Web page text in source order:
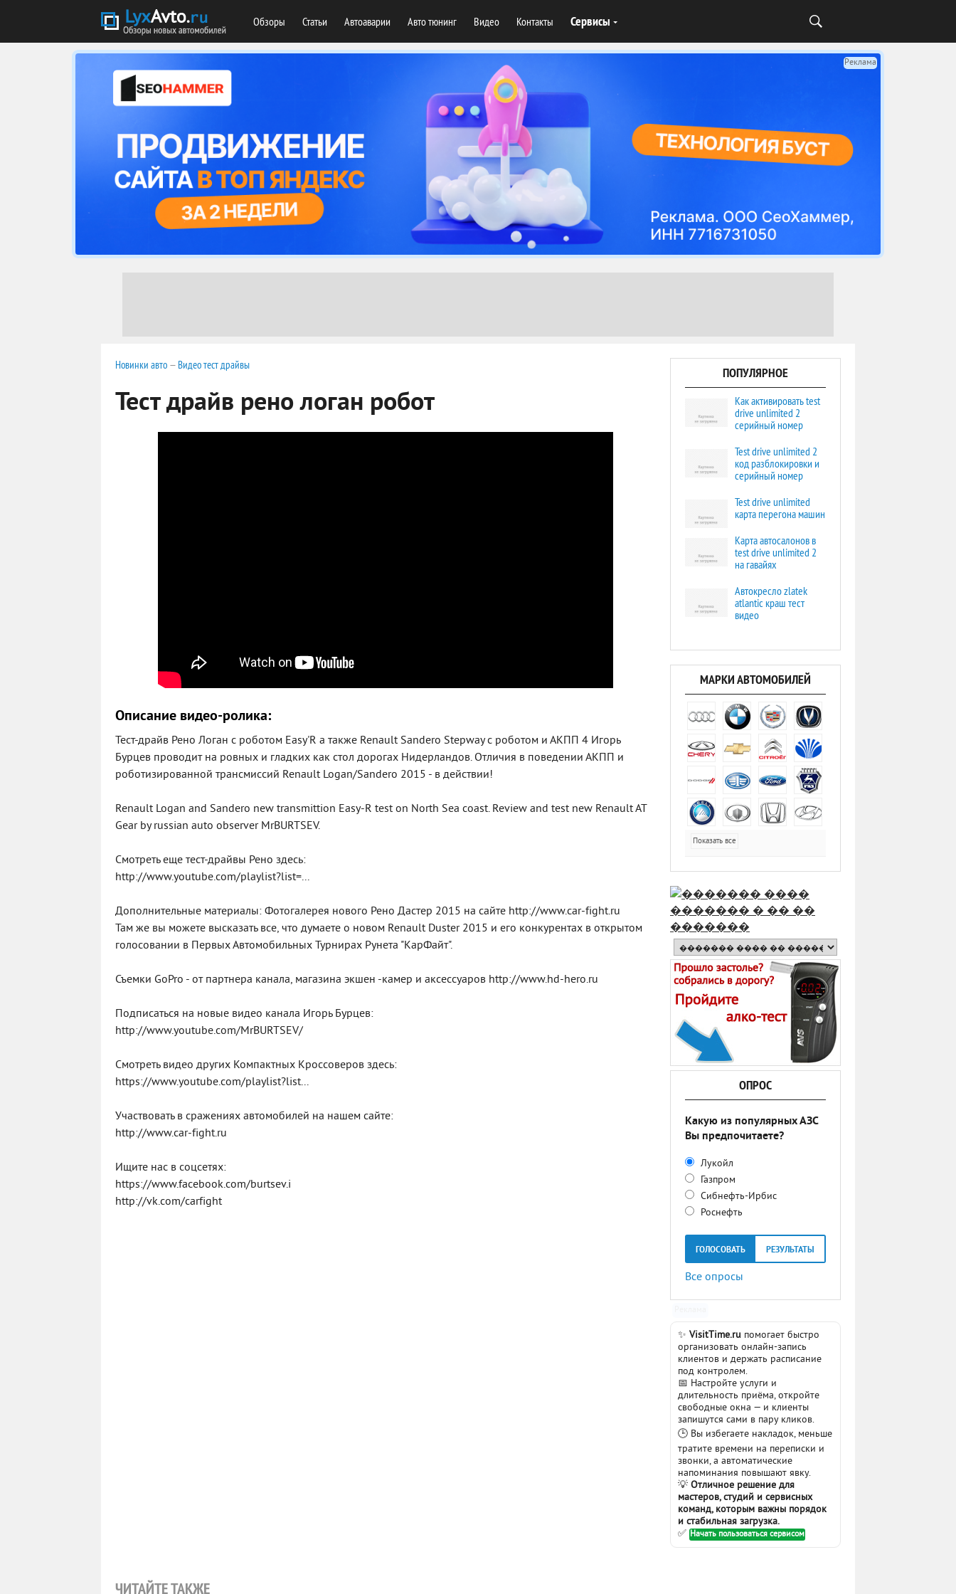
Обзоры Статьи Автоаварии Авто тюнинг Видео Контакты Сервисы
Реклама
Новинки авто — Видео тест драйвы
Тест драйв рено логан робот
Описание видео-ролика:
Тест-драйв Рено Логан с роботом Easy'R а также Renault Sandero Stepway с роботом и АКПП 4 Игорь
Бурцев проводит на ровных и гладких как стол дорогах Нидерландов. Отличия в поведении АКПП и
роботизированной трансмиссий Renault Logan/Sandero 2015 - в действии!
Renault Logan and Sandero new transmittion Easy-R test on North Sea coast. Review and test new Renault AT
Gear by russian auto observer MrBURTSEV.
Смотреть еще тест-драйвы Рено здесь:
http://www.youtube.com/playlist?list=...
Дополнительные материалы: Фотогалерея нового Рено Дастер 2015 на сайте http://www.car-fight.ru
Там же вы можете высказать все, что думаете о новом Renault Duster 2015 и его конкурентах в открытом
голосовании в Первых Автомобильных Турнирах Рунета "КарФайт".
Съемки GoPro - от партнера канала, магазина экшен -камер и аксессуаров http://www.hd-hero.ru
Подписаться на новые видео канала Игорь Бурцев:
http://www.youtube.com/MrBURTSEV/
Смотреть видео других Компактных Кроссоверов здесь:
https://www.youtube.com/playlist?list...
Участвовать в сражениях автомобилей на нашем сайте:
http://www.car-fight.ru
Ищите нас в соцсетях:
https://www.facebook.com/burtsev.i
http://vk.com/carfight
ЧИТАЙТЕ ТАКЖЕ
ПОПУЛЯРНОЕ
Как активировать test
drive unlimited 2
серийный номер
Test drive unlimited 2
код разблокировки и
серийный номер
Test drive unlimited
карта перегона машин
Карта автосалонов в
test drive unlimited 2
на гавайях
Автокресло zlatek
atlantic краш тест
видео
МАРКИ АВТОМОБИЛЕЙ
Показать все
ОПРОС
Какую из популярных АЗС
Вы предпочитаете?
Лукойл
Газпром
Сибнефть-Ирбис
Роснефть
ГОЛОСОВАТЬ РЕЗУЛЬТАТЫ
Все опросы
✨ VisitTime.ru помогает быстро
организовать онлайн-запись
клиентов и держать расписание
под контролем.
📅 Настройте услуги и
длительность приёма, откройте
свободные окна — и клиенты
запишутся сами в пару кликов.
🕒 Вы избегаете накладок, меньше
тратите времени на переписки и
звонки, а автоматические
напоминания повышают явку.
💡 Отличное решение для
мастеров, студий и сервисных
команд, которым важны порядок
и стабильная загрузка.
✅ Начать пользоваться сервисом